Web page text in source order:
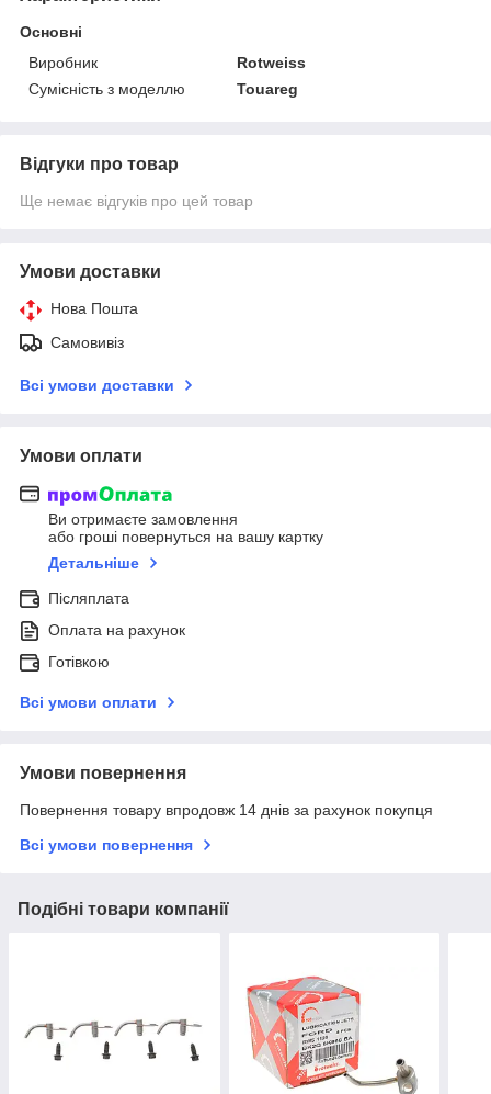
Основні
Виробник
Rotweiss
Сумісність з моделлю
Touareg
Відгуки про товар
Ще немає відгуків про цей товар
Умови доставки
Нова Пошта
Самовивіз
Всі умови доставки
Умови оплати
Ви отримаєте замовлення
або гроші повернуться на вашу картку
Детальніше
Післяплата
Оплата на рахунок
Готівкою
Всі умови оплати
Умови повернення
Повернення товару впродовж 14 днів за рахунок покупця
Всі умови повернення
Подібні товари компанії